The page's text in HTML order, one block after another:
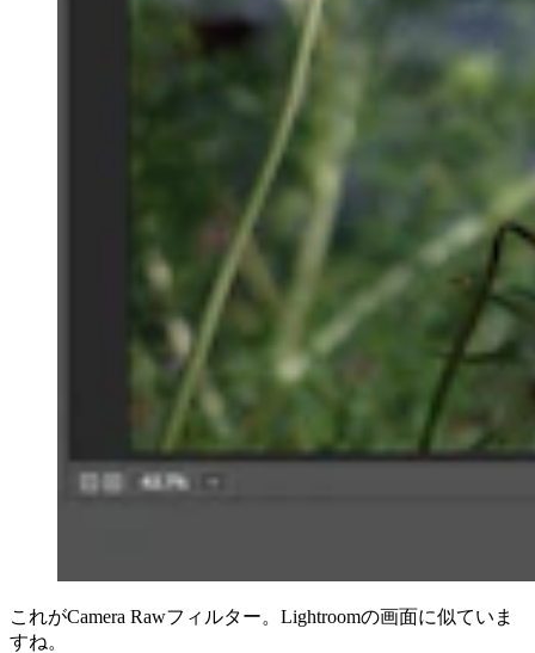
これがCamera Rawフィルター。Lightroomの画面に似ていま
すね。